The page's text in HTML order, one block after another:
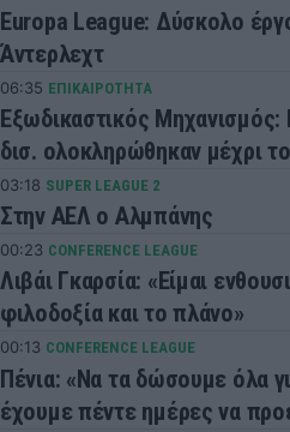
Europa League: Δύσκολο
Άντερλεχτ
06:35 ΕΠΙΚΑΙΡΟΤΗΤΑ
Εξωδικαστικός
δισ. ολοκληρώθηκαν μέχρι
03:18 SUPER LEAGUE 2
Στην ΑΕΛ ο Αλμπάνης
00:23 CONFERENCE LEAGUE
Λιβάι Γκαρσία: «Είμαι
φιλοδοξία και το πλάνο»
00:13 CONFERENCE LEAGUE
Πένια: «Να τα δώσουμε όλα
έχουμε πέντε ημέρες να